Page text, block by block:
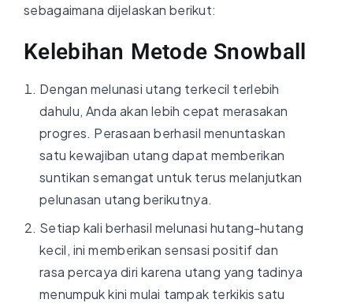
sebagaimana dijelaskan berikut:
Kelebihan Metode Snowball
Dengan melunasi utang terkecil terlebih
dahulu, Anda akan lebih cepat merasakan
progres. Perasaan berhasil menuntaskan
satu kewajiban utang dapat memberikan
suntikan semangat untuk terus melanjutkan
pelunasan utang berikutnya.
Setiap kali berhasil melunasi hutang-hutang
kecil, ini memberikan sensasi positif dan
rasa percaya diri karena utang yang tadinya
menumpuk kini mulai tampak terkikis satu